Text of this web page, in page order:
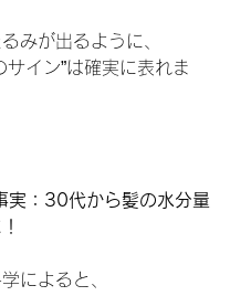
みが出るように、
サイン”は確実に表れま
実：30代から髪の水分量
によると、